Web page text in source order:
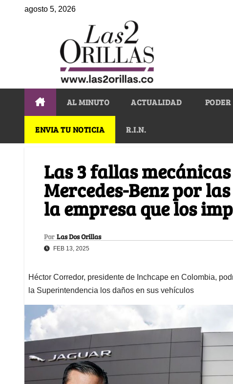
agosto 5, 2026
AL MINUTO ACTUALIDAD PODER
ENVIA TU NOTICIA R.I.N.
Las 3 fallas
Mercedes-Benz por
la empresa que los
Por Las Dos Orillas
FEB 13, 2025
Héctor Corredor, presidente de Inchcape en Colombia,
la Superintendencia los daños en sus vehículos